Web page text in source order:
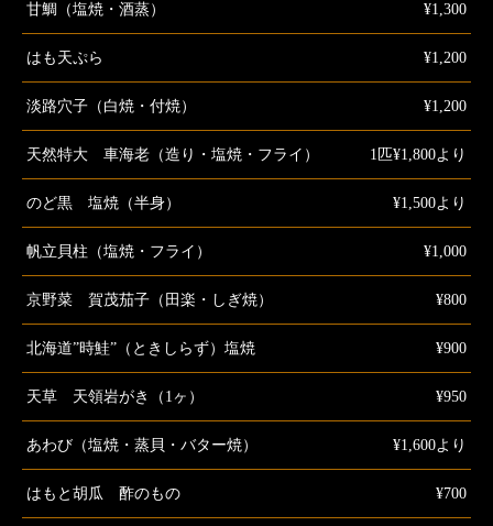
甘鯛（塩焼・酒蒸） ¥1,300
はも天ぷら ¥1,200
淡路穴子（白焼・付焼） ¥1,200
天然特大 車海老（造り・塩焼・フライ） 1匹¥1,800より
のど黒 塩焼（半身） ¥1,500より
帆立貝柱（塩焼・フライ） ¥1,000
京野菜 賀茂茄子（田楽・しぎ焼） ¥800
北海道”時鮭”（ときしらず）塩焼 ¥900
天草 天領岩がき（1ヶ） ¥950
あわび（塩焼・蒸貝・バター焼） ¥1,600より
はもと胡瓜 酢のもの ¥700